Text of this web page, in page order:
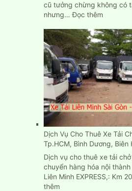
cũ tưởng chừng không có
nhưng…Đọc thêm:
bán
thùng
Carton
cũ
mới
chuyển
nhà
ở
đâu
Dịch Vụ Cho Thuê Xe Tải
Tp.HCM, Bình Dương, Biên
Dịch vụ cho thuê xe tải
chuyển hàng hóa nội
Liên Minh EXPRESS,: Km
thêm: